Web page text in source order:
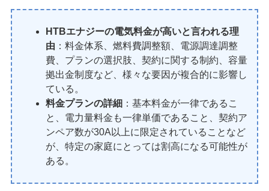
HTBエナジーの電気料金が高いと言われる理
由 ：料金体系、燃料費調整額、電源調達調整
費、プランの選択肢、契約に関する制約、容量
拠出金制度など、様々な要因が複合的に影響し
ている。
料金プランの詳細 ：基本料金が一律であるこ
と、電力量料金も一律単価であること、契約ア
ンペア数が30A以上に限定されていることなど
が、特定の家庭にとっては割高になる可能性が
ある。